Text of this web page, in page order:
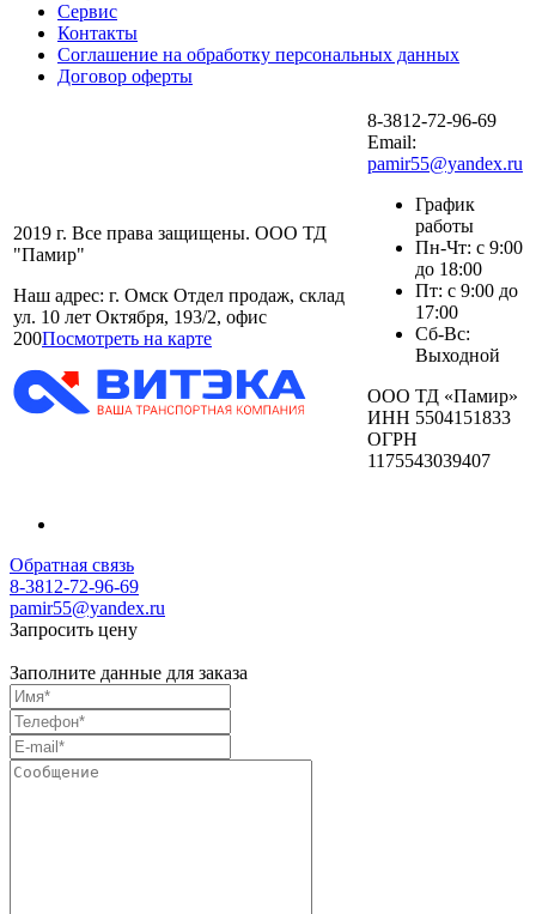
Сервис
Контакты
Соглашение на обработку персональных данных
Договор оферты
2019 г. Все права защищены. ООО ТД
"Памир"
Наш адрес: г. Омск Отдел продаж, склад
ул. 10 лет Октября, 193/2, офис
200Посмотреть на карте
8-3812-72-96-69
Email:
pamir55@yandex.ru
График
работы
Пн-Чт: с 9:00
до 18:00
Пт: с 9:00 до
17:00
Сб-Вс:
Выходной
ООО ТД «Памир»
ИНН 5504151833
ОГРН
1175543039407
Обратная связь
8-3812-72-96-69
pamir55@yandex.ru
Запросить цену
Заполните данные для заказа